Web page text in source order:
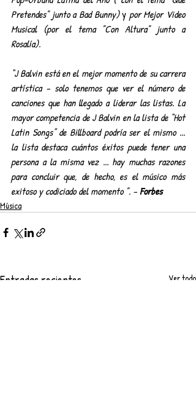
Pretendes" junto a Bad Bunny) y por Mejor Video
Musical (por el tema "Con Altura" junto a
Rosalía).
“J Balvin está en el mejor momento de su carrera
artística – solo tenemos que ver el número de
canciones que han llegado a liderar las listas. La
mayor competencia de J Balvin en la lista de “Hot
Latin Songs” de Billboard podría ser el mismo ...
la lista destaca cuántos éxitos puede tener una
persona a la misma vez ... hay muchas razones
para concluir que, de hecho, es el músico más
exitoso y codiciado del momento ". – Forbes
Música
Entradas recientes Ver todo